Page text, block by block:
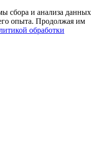
сбора и анализа данных
опыта. Продолжая им
обработки